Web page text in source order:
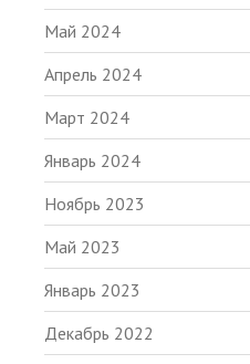
Май 2024
Апрель 2024
Март 2024
Январь 2024
Ноябрь 2023
Май 2023
Январь 2023
Декабрь 2022